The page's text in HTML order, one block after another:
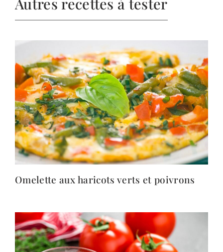
Omelette aux haricots verts et poivrons